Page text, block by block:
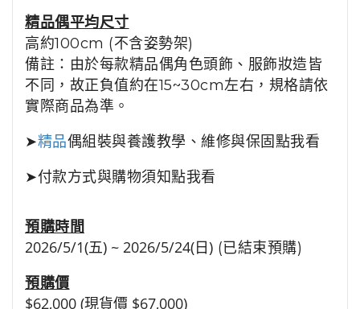
精品偶平均尺寸
高約100cm (不含姿勢架)
備註：由於每款精品偶角色頭飾、服飾妝造皆
不同，故正負值約在15~30cm左右，規格請依
實際商品為準。
➤精品偶組裝與養護教學、維修與保固點我看
➤付款方式與購物須知點我看
預購時間
2026/5/1(五) ~ 2026/5/24(日) (已結束預購)
預購價
$62,000 (現貨價 $67,000)